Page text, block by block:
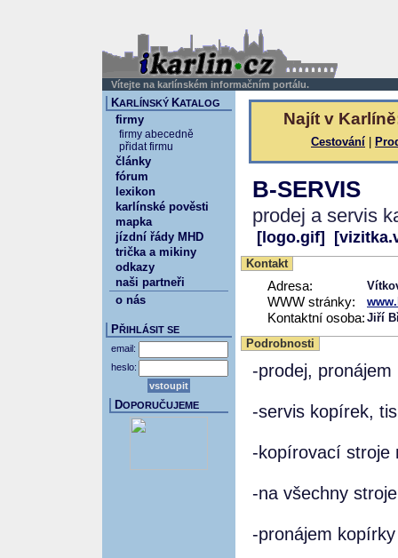
Vítejte na karlínském informačním portálu.
Najít v
Cestování
B-SERVIS
prodej a servis
[logo.gif]
Kontakt
Adresa:
WWW stránky:
Kontaktní osoba: Jiří
Podrobnosti
-prodej, pronájem
-servis kopírek,
-kopírovací stroje
-na všechny
-pronájem
KARLÍNSKÝ KATALOG
firmy
firmy abecedně
přidat firmu
články
fórum
lexikon
karlínské pověsti
mapka
jízdní řády MHD
trička a mikiny
odkazy
naši partneři
o nás
PŘIHLÁSIT SE
email:
heslo:
DOPORUČUJEME